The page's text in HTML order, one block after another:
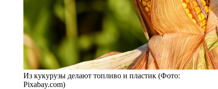
Из кукурузы делают топливо и пластик (Фото:
Pixabay.com)